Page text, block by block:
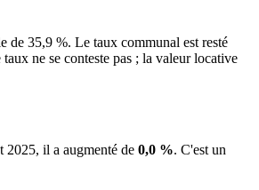
de 35,9 %. Le taux communal est resté
ne se conteste pas ; la valeur locative
2025, il a augmenté de 0,0 %. C'est un